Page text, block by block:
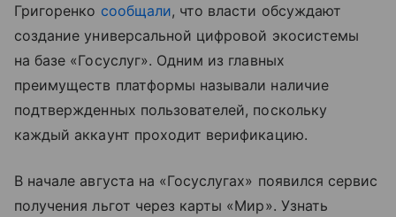
Григоренко сообщали, что власти обсуждают
создание универсальной цифровой экосистемы
на базе «Госуслуг». Одним из главных
преимуществ платформы называли наличие
подтвержденных пользователей, поскольку
каждый аккаунт проходит верификацию.
В начале августа на «Госуслугах» появился сервис
получения льгот через карты «Мир». Узнать